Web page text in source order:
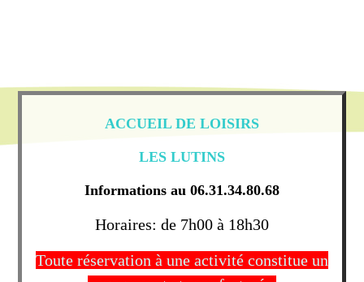
ACCUEIL DE LOISIRS
LES LUTINS
Informations au 06.31.34.80.68
Horaires: de 7h00 à 18h30
Toute réservation à une activité constitue un